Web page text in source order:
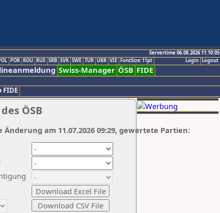
Servertime 06.08.2026 11:10:05
Logout
Login
POR ROU RUS SRB SVK SWE TUR UKR VIE FontSize:11pt
Swiss-Manager ÖSB FIDE
FIDE
ÖSB
Änderung am 11.07.2026 09:29, gewertete Partien: